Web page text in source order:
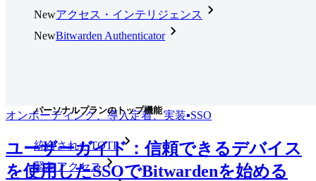
Newアクセス・インテリジェンス
NewBitwarden Authenticator
パーソナルプランのトップ機能
統合されたTOTP
緊急アクセス
オンボーディング、導入定着、実装▪SSO
ユーザーガイド：信頼できるデバイス
を使用したSSOでBitwardenを始める